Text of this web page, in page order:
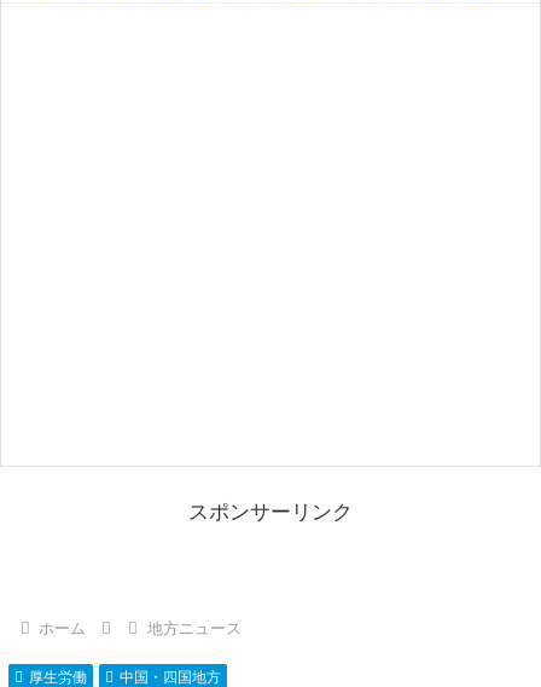
えない店も
スポンサーリンク
ホーム 地方ニュース
厚生労働 中国・四国地方